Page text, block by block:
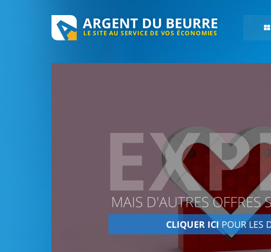
ARGENT DU BEURRE
LE SITE AU SERVICE DE VOS ÉCONOMIES
MAIS D'AUTRES OFFRES
CLIQUER ICI POUR LES